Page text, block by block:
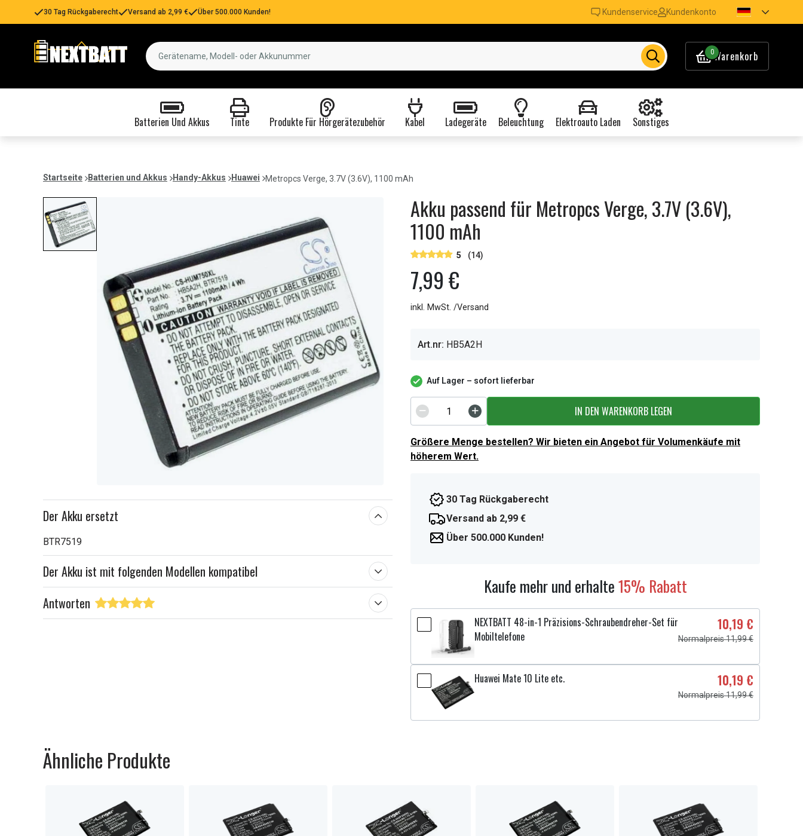
30 Tag Rückgaberecht Versand ab 2,99 € Über 500.000 Kunden! Kundenservice Kundenkonto
0Warenkorb
Batterien Und Akkus Tinte Produkte Für Hörgerätezubehör Kabel Ladegeräte Beleuchtung Elektroauto Laden Sonstiges
Startseite Batterien und Akkus Handy-Akkus Huawei Metropcs Verge, 3.7V (3.6V), 1100 mAh
of
Der Akku ersetzt
BTR7519
Der Akku ist mit folgenden Modellen kompatibel
Antworten
Akku passend für Metropcs Verge, 3.7V (3.6V),
1100 mAh
5 (14)
7,99 €
inkl. MwSt. /Versand
Art.nr: HB5A2H
Auf Lager – sofort lieferbar
IN DEN WARENKORB LEGEN
Größere Menge bestellen? Wir bieten ein Angebot für Volumenkäufe mit
höherem Wert.
30 Tag Rückgaberecht
Versand ab 2,99 €
Über 500.000 Kunden!
Kaufe mehr und erhalte15% Rabatt
NEXTBATT 48-in-1 Präzisions-Schraubendreher-Set für
Mobiltelefone
10,19 €
Normalpreis 11,99 €
Huawei Mate 10 Lite etc. 10,19 €
Normalpreis 11,99 €
Ähnliche Produkte